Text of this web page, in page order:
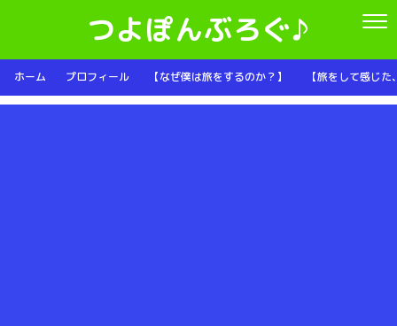
つよぽんぶろぐ♪
ホーム プロフィール 【なぜ僕は旅をするのか？】 【旅をして感じ